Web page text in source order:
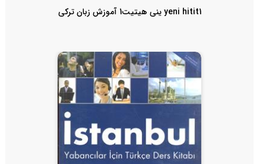
yeni hitit1 ینی هیتیت1 آموزش زبان ترکی